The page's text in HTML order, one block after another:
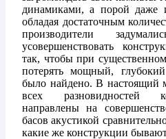
динамиками, а порой даже
обладая достаточным
производители
усовершенствовать
так, чтобы при
потерять мощный,
было найдено. В настоящий
всех разновидностей
направлены на
басов акустикой
какие же конструкции